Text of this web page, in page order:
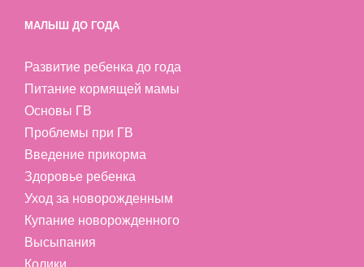
МАЛЫШ ДО ГОДА
Развитие ребенка до года
Питание кормящей мамы
Основы ГВ
Проблемы при ГВ
Введение прикорма
Здоровье ребенка
Уход за новорожденным
Купание новорожденного
Высыпания